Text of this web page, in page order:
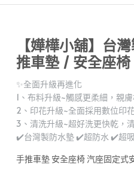
【嬅樺小舖】台
推車墊 / 安全座
✨全面升級再進化
1、布料升級~觸感更柔細，親
2、印花升級~全面採用數位印
3、清洗升級~超好洗更快乾，
✔️台灣製防水墊 ✔️超防水 ✔️超
手推車墊 安全座椅 汽座固定式